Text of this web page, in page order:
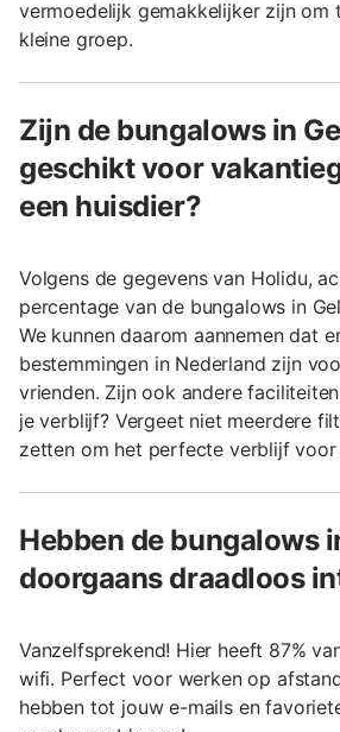
vermoedelijk gemakkelijker zijn om
kleine groep.
Zijn de bungalows in
geschikt voor
een huisdier?
Volgens de gegevens van Holidu,
percentage van de bungalows in
We kunnen daarom aannemen dat
bestemmingen in Nederland zijn
vrienden. Zijn ook andere
je verblijf? Vergeet niet meerdere
zetten om het perfecte verblijf voor
Hebben de bungalows
doorgaans draadloos
Vanzelfsprekend! Hier heeft 87%
wifi. Perfect voor werken op
hebben tot jouw e-mails en